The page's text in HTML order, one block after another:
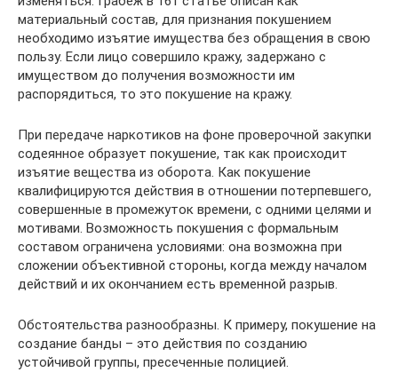
материальный состав, для признания покушением
необходимо изъятие имущества без обращения в свою
пользу. Если лицо совершило кражу, задержано с
имуществом до получения возможности им
распорядиться, то это покушение на кражу.
При передаче наркотиков на фоне проверочной закупки
содеянное образует покушение, так как происходит
изъятие вещества из оборота. Как покушение
квалифицируются действия в отношении потерпевшего,
совершенные в промежуток времени, с одними целями и
мотивами. Возможность покушения с формальным
составом ограничена условиями: она возможна при
сложении объективной стороны, когда между началом
действий и их окончанием есть временной разрыв.
Обстоятельства разнообразны. К примеру, покушение на
создание банды – это действия по созданию
устойчивой группы, пресеченные полицией.